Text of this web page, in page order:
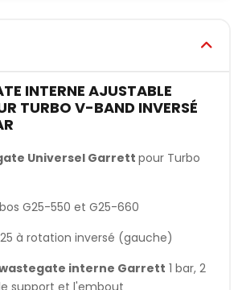
INTERNE AJUSTABLE
TURBO V-BAND INVERSÉ
Universel Garrett pour Turbo
G25-550 et G25-660
à rotation inversé (gauche)
interne Garrett 1 bar, 2
support et l'embout